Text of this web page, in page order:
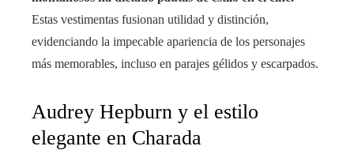
Estas vestimentas fusionan utilidad y distinción,
evidenciando la impecable apariencia de los personajes
más memorables, incluso en parajes gélidos y escarpados.
Audrey Hepburn y el estilo
elegante en Charada